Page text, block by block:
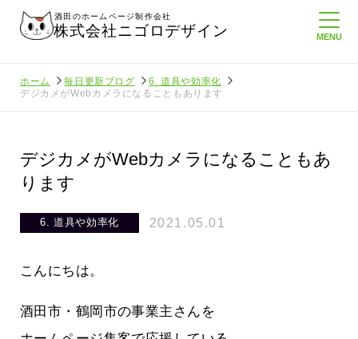
酒田のホームページ制作会社
株式会社ニゴロデザイン
ホーム 毎日更新ブログ
6. 道具や効率化
デジカメがWebカメラになることもあります
デジカメがWebカメラになることもあ
ります
6. 道具や効率化 2021.05.01
こんにちは。
酒田市・鶴岡市の事業主さんを